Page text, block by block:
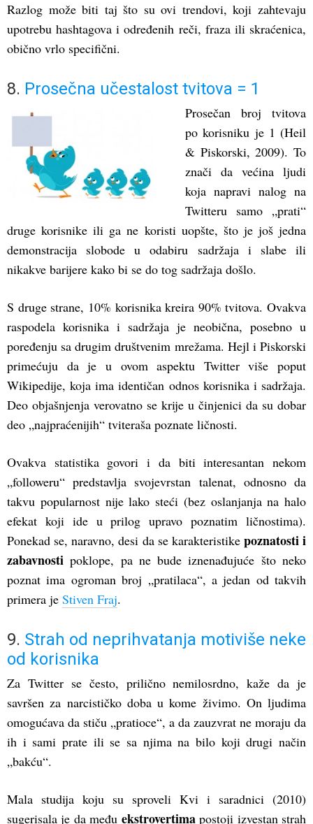
Razlog može biti taj što su ovi trendovi, koji zahtevaju
upotrebu hashtagova i određenih reči, fraza ili skraćenica,
obično vrlo specifični.
8. Prosečna učestalost tvitova = 1
Prosečan broj tvitova
po korisniku je 1 (Heil
& Piskorski, 2009). To
znači da većina ljudi
koja napravi nalog na
Twitteru samo „prati“
druge korisnike ili ga ne koristi uopšte, što je još jedna
demonstracija slobode u odabiru sadržaja i slabe ili
nikakve barijere kako bi se do tog sadržaja došlo.
S druge strane, 10% korisnika kreira 90% tvitova. Ovakva
raspodela korisnika i sadržaja je neobična, posebno u
poređenju sa drugim društvenim mrežama. Hejl i Piskorski
primećuju da je u ovom aspektu Twitter više poput
Wikipedije, koja ima identičan odnos korisnika i sadržaja.
Deo objašnjenja verovatno se krije u činjenici da su dobar
deo „najpraćenijih“ tviteraša poznate ličnosti.
Ovakva statistika govori i da biti interesantan nekom
„followeru“ predstavlja svojevrstan talenat, odnosno da
takvu popularnost nije lako steći (bez oslanjanja na halo
efekat koji ide u prilog upravo poznatim ličnostima).
Ponekad se, naravno, desi da se karakteristike poznatosti i
zabavnosti poklope, pa ne bude iznenađujuće što neko
poznat ima ogroman broj „pratilaca“, a jedan od takvih
primera je Stiven Fraj.
9. Strah od neprihvatanja motiviše neke
od korisnika
Za Twitter se često, prilično nemilosrdno, kaže da je
savršen za narcističko doba u kome živimo. On ljudima
omogućava da stiču „pratioce“, a da zauzvrat ne moraju da
ih i sami prate ili se sa njima na bilo koji drugi način
„bakću“.
Mala studija koju su sproveli Kvi i saradnici (2010)
sugerisala je da među ekstrovertimapostoji izvestan strah